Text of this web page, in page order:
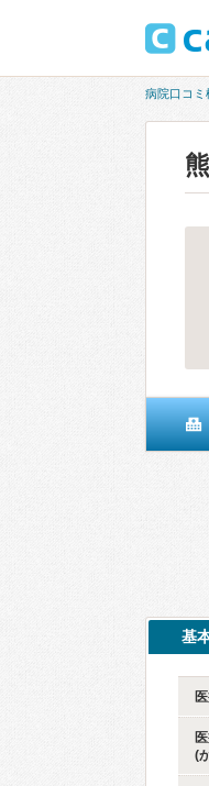
病院口コミ
基
(